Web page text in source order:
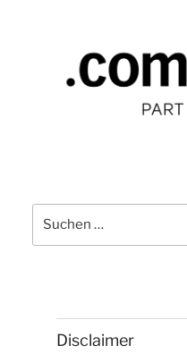
Suchen
nach:
Disclaimer